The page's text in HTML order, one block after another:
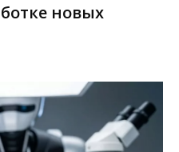
новых